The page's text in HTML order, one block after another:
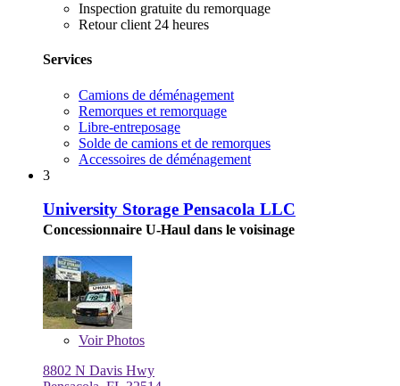
Inspection gratuite du remorquage
Retour client 24 heures
Services
Camions de déménagement
Remorques et remorquage
Libre-entreposage
Solde de camions et de remorques
Accessoires de déménagement
3
University Storage Pensacola LLC
Concessionnaire U-Haul dans le voisinage
VoirPhotos
8802 N Davis Hwy